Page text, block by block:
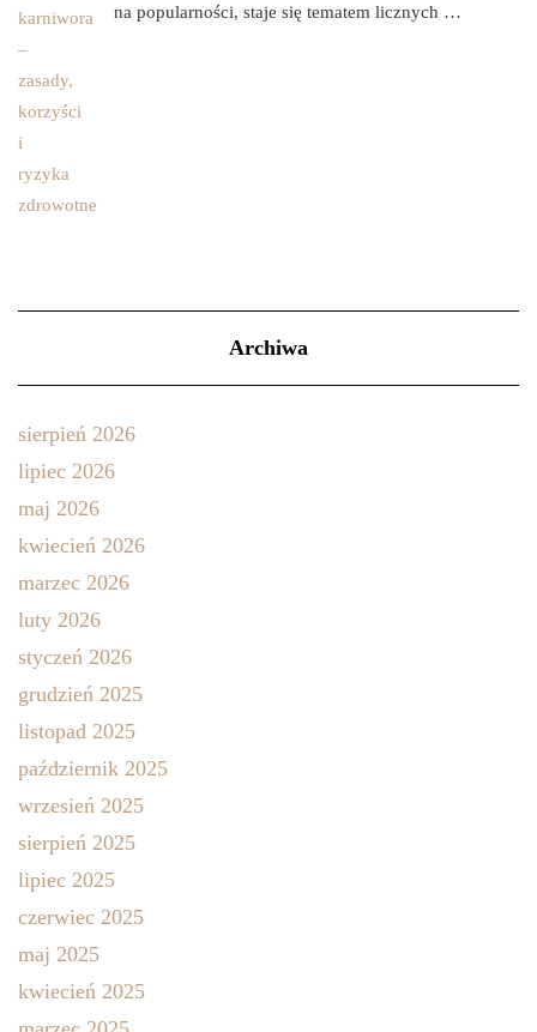
na popularności, staje się tematem licznych …
Archiwa
sierpień 2026
lipiec 2026
maj 2026
kwiecień 2026
marzec 2026
luty 2026
styczeń 2026
grudzień 2025
listopad 2025
październik 2025
wrzesień 2025
sierpień 2025
lipiec 2025
czerwiec 2025
maj 2025
kwiecień 2025